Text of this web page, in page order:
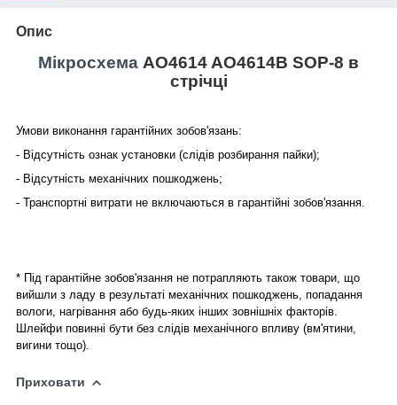
Опис
Мікросхема AO4614 AO4614B SOP-8 в
стрічці
Умови виконання гарантійних зобов'язань:
- Відсутність ознак установки (слідів розбирання пайки);
- Відсутність механічних пошкоджень;
- Транспортні витрати не включаються в гарантійні зобов'язання.
* Під гарантійне зобов'язання не потрапляють також товари, що
вийшли з ладу в результаті механічних пошкоджень, попадання
вологи, нагрівання або будь-яких інших зовнішніх факторів.
Шлейфи повинні бути без слідів механічного впливу (вм'ятини,
вигини тощо).
Приховати